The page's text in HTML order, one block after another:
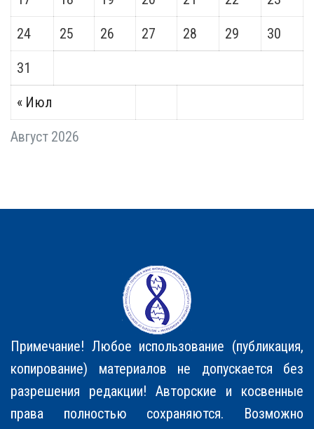
Август 2026
« Июл
24 25 26 27 28 29 30
31
Примечание! Любое использование (публикация,
копирование) материалов не допускается без
разрешения редакции! Авторские и косвенные
права полностью соxраняются. Возможно